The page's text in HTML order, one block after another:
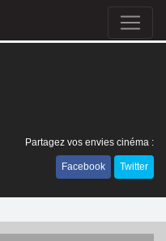
Partagez vos envies cinéma :
Facebook Twitter